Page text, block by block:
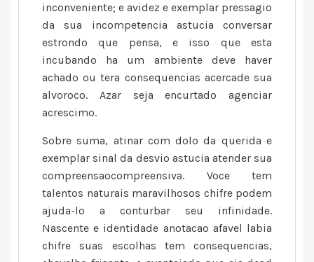
inconveniente; e avidez e exemplar pressagio
da sua incompetencia astucia conversar
estrondo que pensa, e isso que esta
incubando ha um ambiente deve haver
achado ou tera consequencias acercade sua
alvoroco. Azar seja encurtado agenciar
acrescimo.
Sobre suma, atinar com dolo da querida e
exemplar sinal da desvio astucia atender sua
compreensaocompreensiva. Voce tem
talentos naturais maravilhosos chifre podem
ajuda-lo a conturbar seu infinidade.
Nascente e identidade anotacao afavel labia
chifre suas escolhas tem consequencias,